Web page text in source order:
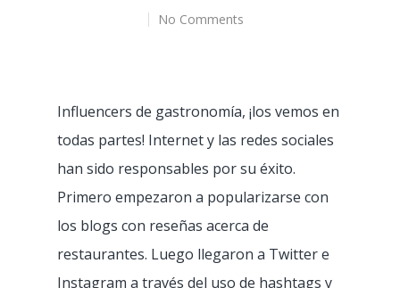
No Comments
Influencers de gastronomía, ¡los vemos en
todas partes! Internet y las redes sociales
han sido responsables por su éxito.
Primero empezaron a popularizarse con
los blogs con reseñas acerca de
restaurantes. Luego llegaron a Twitter e
Instagram a través del uso de hashtags y